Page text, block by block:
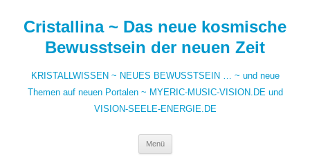
springen
Cristallina ~ Das neue kosmische
Bewusstsein der neuen Zeit
KRISTALLWISSEN ~ NEUES BEWUSSTSEIN … ~ und neue
Themen auf neuen Portalen ~ MYERIC-MUSIC-VISION.DE und
VISION-SEELE-ENERGIE.DE
Menü